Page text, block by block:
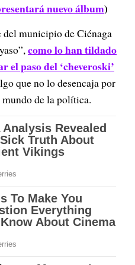
nuevo álbum)
del municipio de Ciénaga
como lo han tildado
paso del ‘cheveroski’
que no lo desencaja por
de la política.